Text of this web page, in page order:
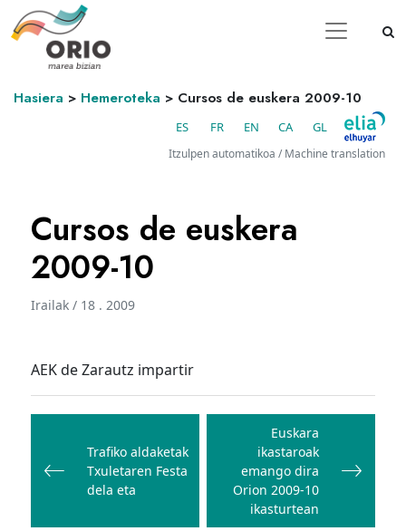
Hasiera > Hemeroteka > Cursos de euskera 2009-10
ES FR EN CA GL
Itzulpen automatikoa / Machine translation
Cursos de euskera
2009-10
Irailak / 18 . 2009
AEK de Zarautz impartir
Bidalketetan
nabigatuTrafiko aldaketak
Txuletaren Festa
dela eta
Euskara
ikastaroak
emango dira
Orion 2009-10
ikasturtean